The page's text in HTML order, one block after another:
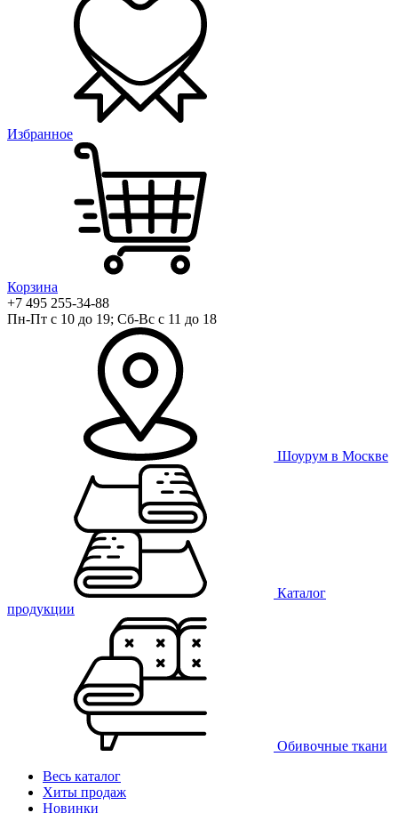
Избранное
Корзина
+7 495 255-34-88
Пн-Пт с 10 до 19; Сб-Вс с 11 до 18
Шоурум в Москве
Каталог
продукции
Обивочные ткани
Весь каталог
Хиты продаж
Новинки